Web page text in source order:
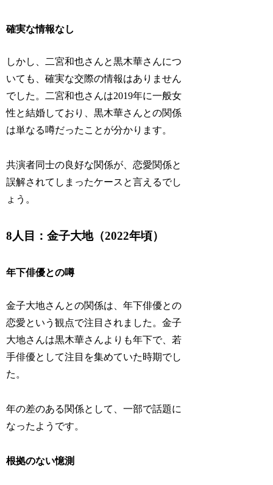
確実な情報なし
しかし、二宮和也さんと黒木華さんにつ
いても、確実な交際の情報はありません
でした。二宮和也さんは2019年に一般女
性と結婚しており、黒木華さんとの関係
は単なる噂だったことが分かります。
共演者同士の良好な関係が、恋愛関係と
誤解されてしまったケースと言えるでし
ょう。
8人目：金子大地（2022年頃）
年下俳優との噂
金子大地さんとの関係は、年下俳優との
恋愛という観点で注目されました。金子
大地さんは黒木華さんよりも年下で、若
手俳優として注目を集めていた時期でし
た。
年の差のある関係として、一部で話題に
なったようです。
根拠のない憶測